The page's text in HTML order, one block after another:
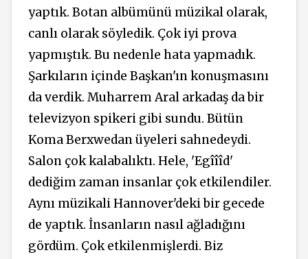
yaptık. Botan albümünü müzikal olarak,
canlı olarak söyledik. Çok iyi prova
yapmıştık. Bu nedenle hata yapmadık.
Şarkıların içinde Başkan'ın konuşmasını
da verdik. Muharrem Aral arkadaş da bir
televizyon spikeri gibi sundu. Bütün
Koma Berxwedan üyeleri sahnedeydi.
Salon çok kalabalıktı. Hele, 'Egîîîd'
dediğim zaman insanlar çok etkilendiler.
Aynı müzikali Hannover'deki bir gecede
de yaptık. İnsanların nasıl ağladığını
gördüm. Çok etkilenmişlerdi. Biz